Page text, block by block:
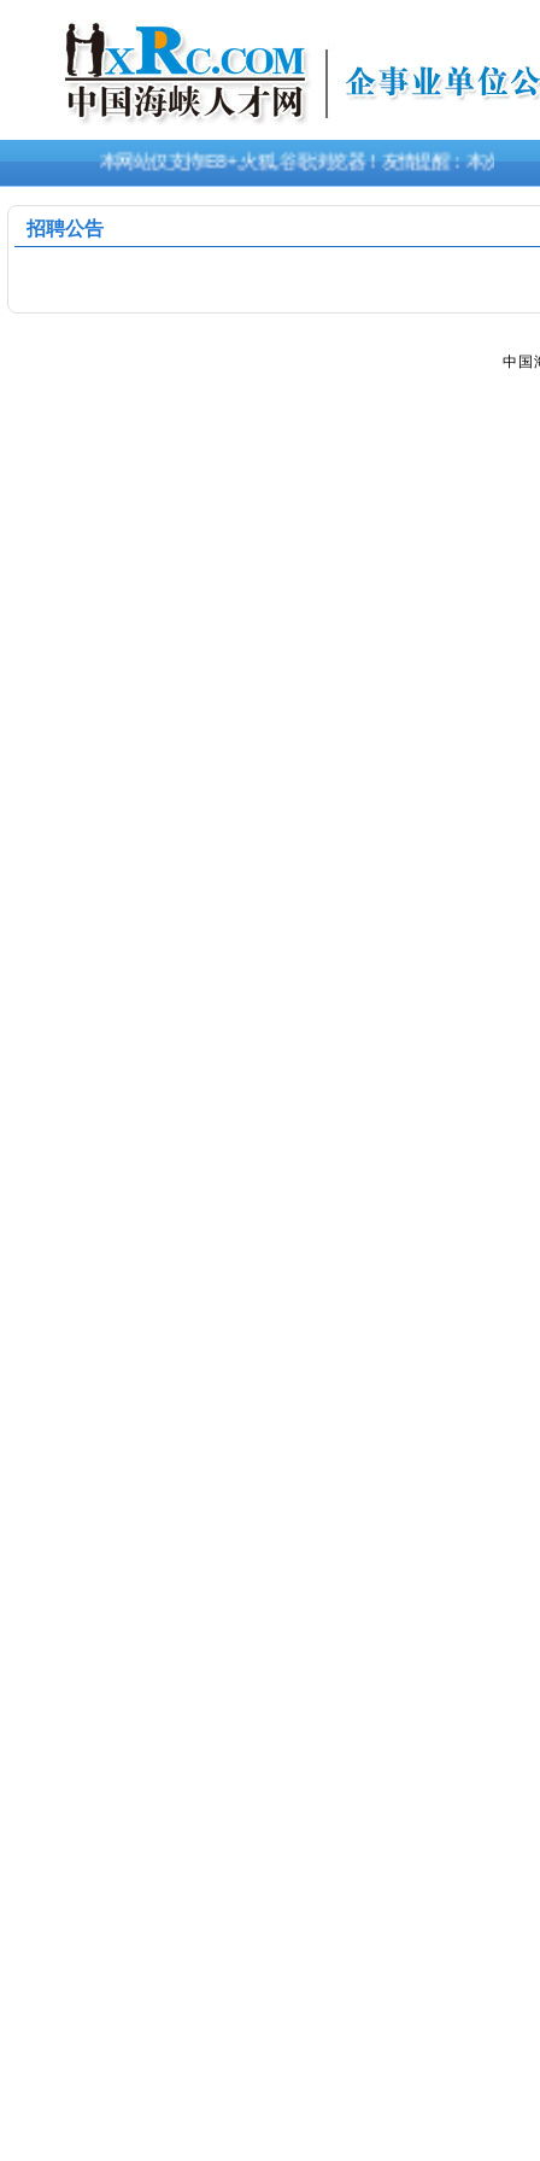
本网站仅支持IE8+,火狐,谷歌浏览器！友情提醒：本次招考
招聘公告
中国